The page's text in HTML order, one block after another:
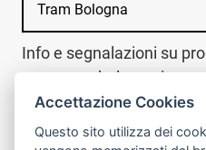
Tram Bologna
Info e segnalazioni su
www.trambologna.it
trova infopoint sulla
Trova l'infopoint
telefona
Chiama
Accettazione Cookies
Questo sito utilizza dei